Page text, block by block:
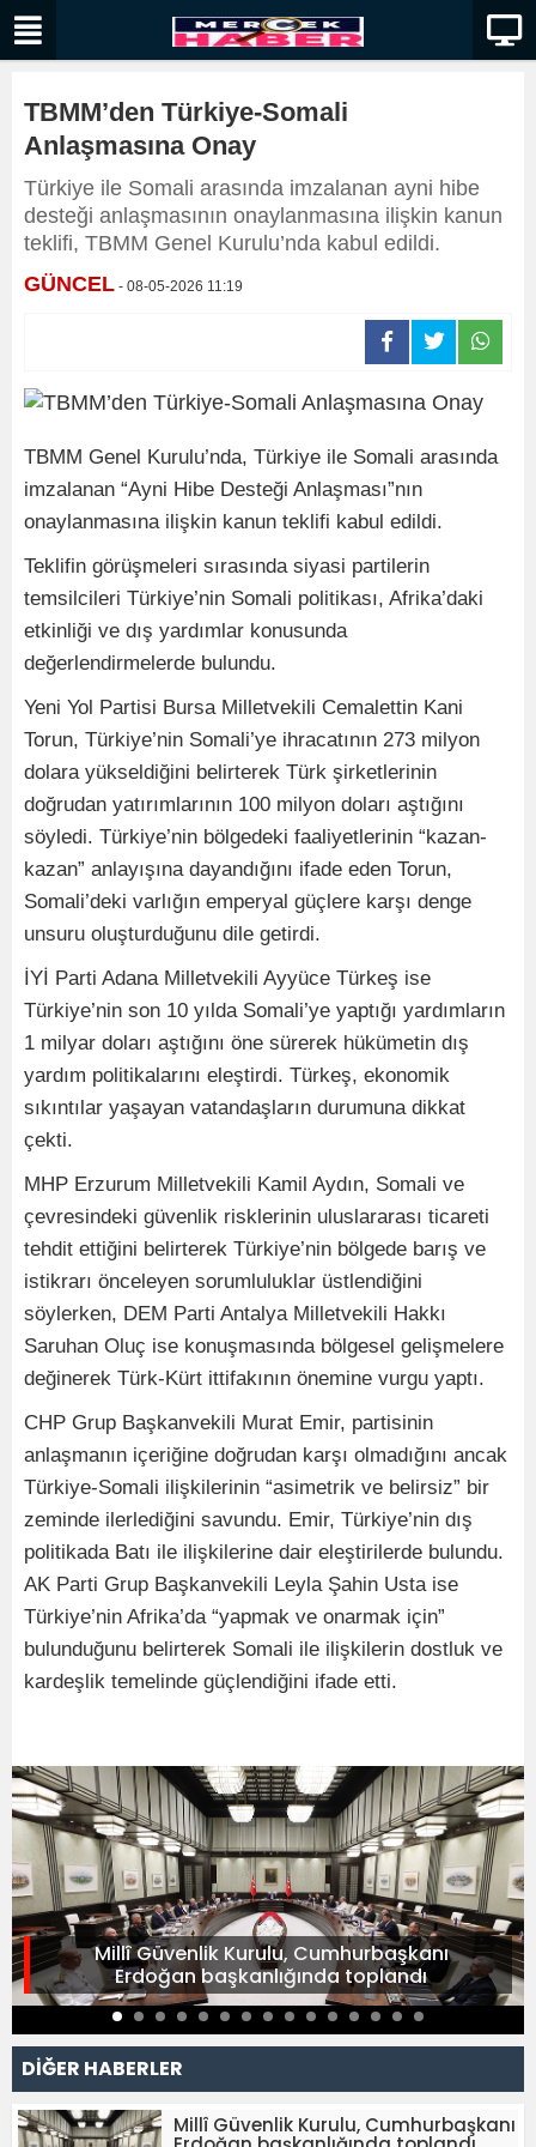
TBMM’den Türkiye-Somali
Anlaşmasına Onay
Türkiye ile Somali arasında imzalanan ayni hibe
desteği anlaşmasının onaylanmasına ilişkin kanun
teklifi, TBMM Genel Kurulu’nda kabul edildi.
GÜNCEL - 08-05-2026 11:19
TBMM Genel Kurulu’nda, Türkiye ile Somali arasında
imzalanan “Ayni Hibe Desteği Anlaşması”nın
onaylanmasına ilişkin kanun teklifi kabul edildi.
Teklifin görüşmeleri sırasında siyasi partilerin
temsilcileri Türkiye’nin Somali politikası, Afrika’daki
etkinliği ve dış yardımlar konusunda
değerlendirmelerde bulundu.
Yeni Yol Partisi Bursa Milletvekili Cemalettin Kani
Torun, Türkiye’nin Somali’ye ihracatının 273 milyon
dolara yükseldiğini belirterek Türk şirketlerinin
doğrudan yatırımlarının 100 milyon doları aştığını
söyledi. Türkiye’nin bölgedeki faaliyetlerinin “kazan-
kazan” anlayışına dayandığını ifade eden Torun,
Somali’deki varlığın emperyal güçlere karşı denge
unsuru oluşturduğunu dile getirdi.
İYİ Parti Adana Milletvekili Ayyüce Türkeş ise
Türkiye’nin son 10 yılda Somali’ye yaptığı yardımların
1 milyar doları aştığını öne sürerek hükümetin dış
yardım politikalarını eleştirdi. Türkeş, ekonomik
sıkıntılar yaşayan vatandaşların durumuna dikkat
çekti.
MHP Erzurum Milletvekili Kamil Aydın, Somali ve
çevresindeki güvenlik risklerinin uluslararası ticareti
tehdit ettiğini belirterek Türkiye’nin bölgede barış ve
istikrarı önceleyen sorumluluklar üstlendiğini
söylerken, DEM Parti Antalya Milletvekili Hakkı
Saruhan Oluç ise konuşmasında bölgesel gelişmelere
değinerek Türk-Kürt ittifakının önemine vurgu yaptı.
CHP Grup Başkanvekili Murat Emir, partisinin
anlaşmanın içeriğine doğrudan karşı olmadığını ancak
Türkiye-Somali ilişkilerinin “asimetrik ve belirsiz” bir
zeminde ilerlediğini savundu. Emir, Türkiye’nin dış
politikada Batı ile ilişkilerine dair eleştirilerde bulundu.
AK Parti Grup Başkanvekili Leyla Şahin Usta ise
Türkiye’nin Afrika’da “yapmak ve onarmak için”
bulunduğunu belirterek Somali ile ilişkilerin dostluk ve
kardeşlik temelinde güçlendiğini ifade etti.
Millî Güvenlik Kurulu, Cumhurbaşkanı
Erdoğan başkanlığında toplandı
DİĞER HABERLER
Millî Güvenlik Kurulu, Cumhurbaşkanı